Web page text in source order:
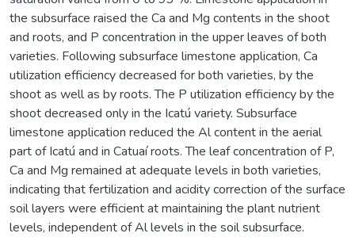
the subsurface raised the Ca and Mg contents in the shoot
and roots, and P concentration in the upper leaves of both
varieties. Following subsurface limestone application, Ca
utilization efficiency decreased for both varieties, by the
shoot as well as by roots. The P utilization efficiency by the
shoot decreased only in the Icatú variety. Subsurface
limestone application reduced the Al content in the aerial
part of Icatú and in Catuaí roots. The leaf concentration of P,
Ca and Mg remained at adequate levels in both varieties,
indicating that fertilization and acidity correction of the surface
soil layers were efficient at maintaining the plant nutrient
levels, independent of Al levels in the soil subsurface.